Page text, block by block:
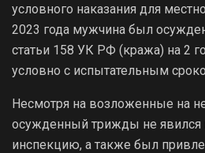
условного наказания для
2023 года мужчина был
статьи 158 УК РФ (кража) на 2
условно с испытательным
Несмотря на возложенные на
осужденный трижды не явился
инспекцию, а также был